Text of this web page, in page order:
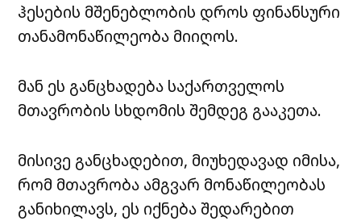
ჰესების მშენებლობის დროს ფინანსური
თანამონაწილეობა მიიღოს.
მან ეს განცხადება საქართველოს
მთავრობის სხდომის შემდეგ გააკეთა.
მისივე განცხადებით, მიუხედავად იმისა,
რომ მთავრობა ამგვარ მონაწილეობას
განიხილავს, ეს იქნება შედარებით